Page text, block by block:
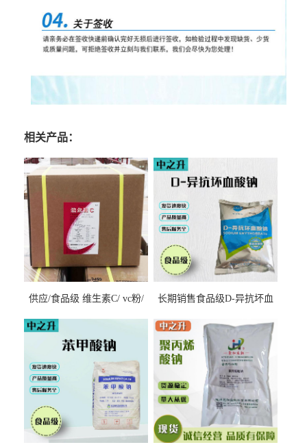
相关产品：
供应/食品级 维生素C/ vc粉/
长期销售食品级D-异抗坏血